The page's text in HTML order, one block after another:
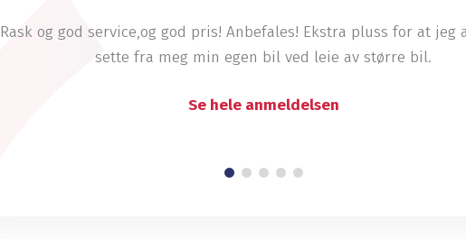
Rask og god service,og god pris! Anbefales! Ekstra pluss for at jeg
sette fra meg min egen bil ved leie av større bil.
Se hele anmeldelsen